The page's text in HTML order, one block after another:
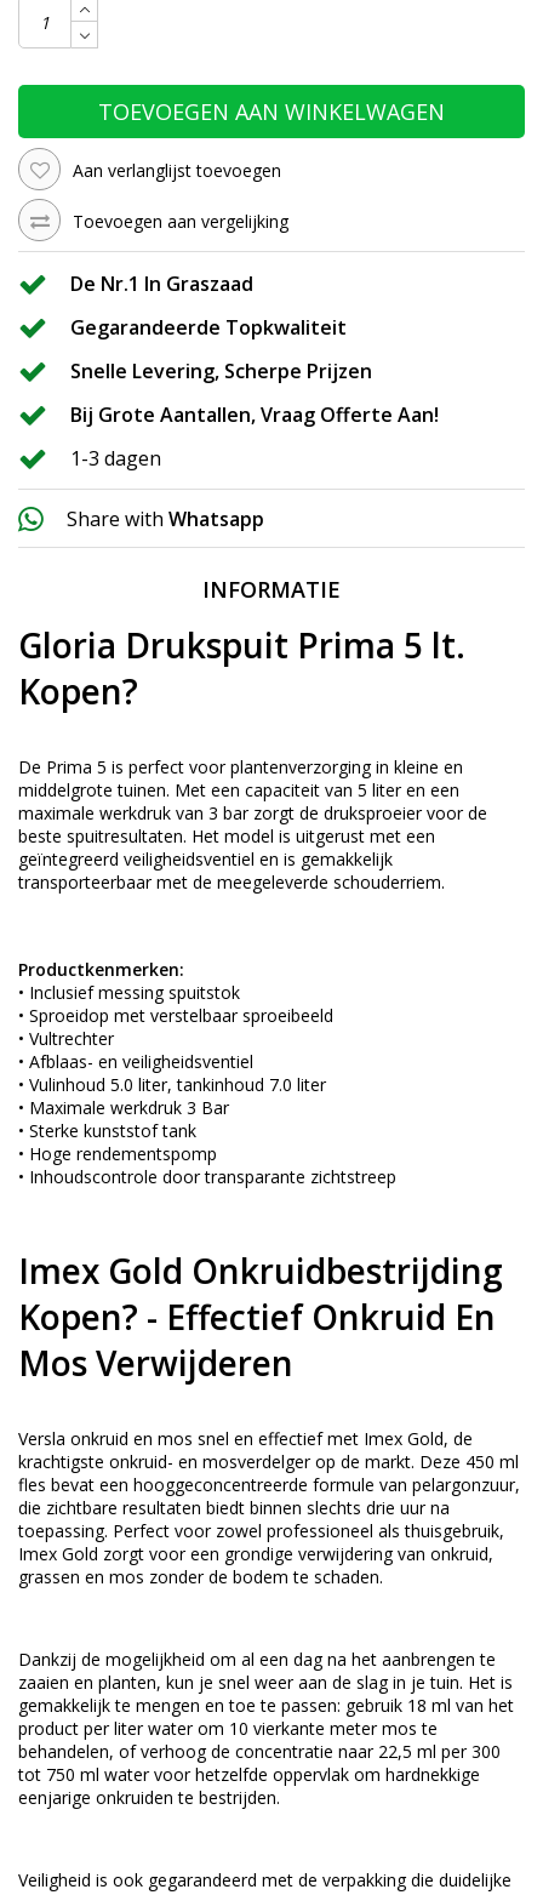
TOEVOEGEN AAN WINKELWAGEN
Aan verlanglijst toevoegen
Toevoegen aan vergelijking
De Nr.1 In Graszaad
Gegarandeerde Topkwaliteit
Snelle Levering, Scherpe Prijzen
Bij Grote Aantallen, Vraag Offerte Aan!
1-3 dagen
Share with Whatsapp
INFORMATIE
Gloria Drukspuit Prima 5 lt.
Kopen?
De Prima 5 is perfect voor plantenverzorging in kleine en
middelgrote tuinen. Met een capaciteit van 5 liter en een
maximale werkdruk van 3 bar zorgt de druksproeier voor de
beste spuitresultaten. Het model is uitgerust met een
geïntegreerd veiligheidsventiel en is gemakkelijk
transporteerbaar met de meegeleverde schouderriem.
Productkenmerken:
• Inclusief messing spuitstok
• Sproeidop met verstelbaar sproeibeeld
• Vultrechter
• Afblaas- en veiligheidsventiel
• Vulinhoud 5.0 liter, tankinhoud 7.0 liter
• Maximale werkdruk 3 Bar
• Sterke kunststof tank
• Hoge rendementspomp
• Inhoudscontrole door transparante zichtstreep
Imex Gold Onkruidbestrijding
Kopen? - Effectief Onkruid En
Mos Verwijderen
Versla onkruid en mos snel en effectief met Imex Gold, de
krachtigste onkruid- en mosverdelger op de markt. Deze 450 ml
fles bevat een hooggeconcentreerde formule van pelargonzuur,
die zichtbare resultaten biedt binnen slechts drie uur na
toepassing. Perfect voor zowel professioneel als thuisgebruik,
Imex Gold zorgt voor een grondige verwijdering van onkruid,
grassen en mos zonder de bodem te schaden.
Dankzij de mogelijkheid om al een dag na het aanbrengen te
zaaien en planten, kun je snel weer aan de slag in je tuin. Het is
gemakkelijk te mengen en toe te passen: gebruik 18 ml van het
product per liter water om 10 vierkante meter mos te
behandelen, of verhoog de concentratie naar 22,5 ml per 300
tot 750 ml water voor hetzelfde oppervlak om hardnekkige
eenjarige onkruiden te bestrijden.
Veiligheid is ook gegarandeerd met de verpakking die duidelijke